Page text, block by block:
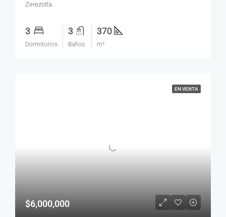
Zerezotla
3
Dormitorios
3
Baños
370
m²
EN VENTA
$6,000,000